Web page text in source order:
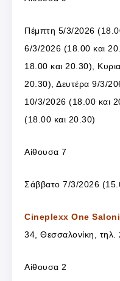
Πέμπτη 5/3/2026
6/3/2026 (18.00 και
18.00 και 20.30),
20.30), Δευτέρα 9/3/
10/3/2026 (18.00 και
(18.00 και 20.30)
Αίθουσα 7
Σάββατο 7/3/2026
Cineplexx One
34, Θεσσαλονίκη,
Αίθουσα 2